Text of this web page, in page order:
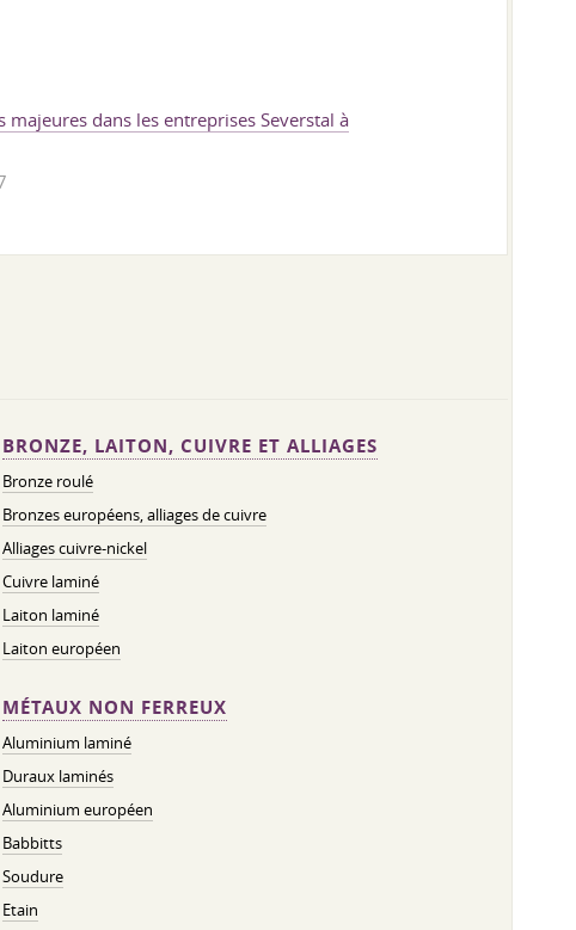
majeures dans les entreprises Severstal à
BRONZE, LAITON, CUIVRE ET ALLIAGES
Bronze roulé
Bronzes européens, alliages de cuivre
Alliages cuivre-nickel
Cuivre laminé
Laiton laminé
Laiton européen
MÉTAUX NON FERREUX
Aluminium laminé
Duraux laminés
Aluminium européen
Babbitts
Soudure
Etain